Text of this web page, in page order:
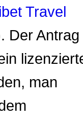
Travel
Der Antrag
man